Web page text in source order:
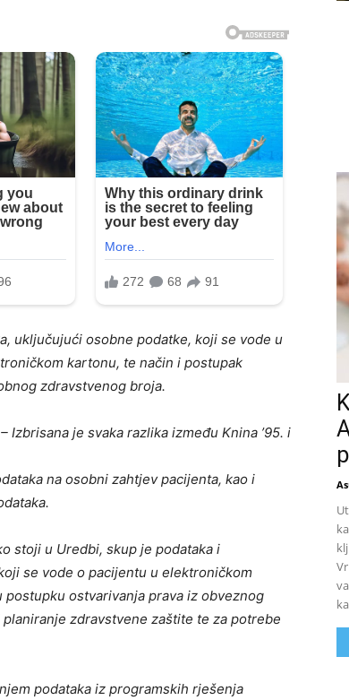
uključujući osobne podatke, koji se vode u
kartonu, te način i postupak
zdravstvenog broja.
Izbrisana je svaka razlika između Knina ’95. i
na osobni zahtjev pacijenta, kao i
stoji u Uredbi, skup je podataka i
se vode o pacijentu u elektroničkom
ostvarivanja prava iz obveznog
zdravstvene zaštite te za potrebe
podataka iz programskih rješenja